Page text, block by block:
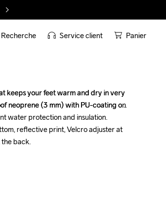
Recherche Service client Panier
keeps your feet warm and dry in very
neoprene (3 mm) with PU-coating on
water protection and insulation.
reflective print, Velcro adjuster at
back.
keeps your feet warm and dry in very
neoprene (3 mm) with PU-coating on
water protection and insulation.
reflective print, Velcro adjuster at
back.